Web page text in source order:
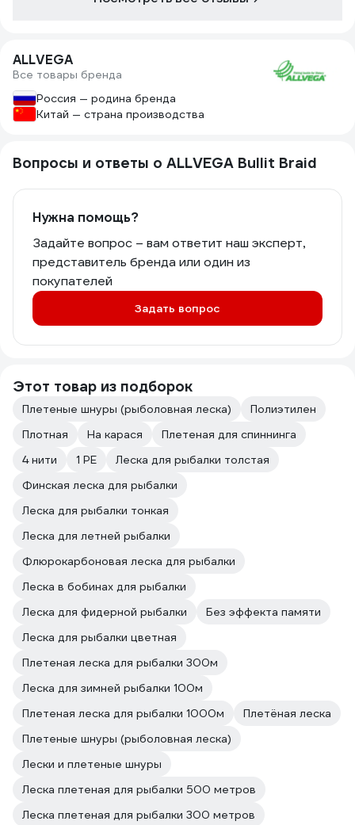
ALLVEGA
Все товары бренда
Россия — родина бренда
Китай — страна производства
Вопросы и ответы о ALLVEGA Bullit Braid
Нужна помощь?
Задайте вопрос – вам ответит наш эксперт,
представитель бренда или один из
покупателей
Задать вопрос
Этот товар из подборок
Плетеные шнуры (рыболовная леска)
Полиэтилен
Плотная
На карася
Плетеная для спиннинга
4 нити
1 PE
Леска для рыбалки толстая
Финская леска для рыбалки
Леска для рыбалки тонкая
Леска для летней рыбалки
Флюрокарбоновая леска для рыбалки
Леска в бобинах для рыбалки
Леска для фидерной рыбалки
Без эффекта памяти
Леска для рыбалки цветная
Плетeная леска для рыбалки 300м
Леска для зимней рыбалки 100м
Плетeная леска для рыбалки 1000м
Плетёная леска
Плетеные шнуры (рыболовная леска)
Лески и плетеные шнуры
Леска плетеная для рыбалки 500 метров
Леска плетеная для рыбалки 300 метров